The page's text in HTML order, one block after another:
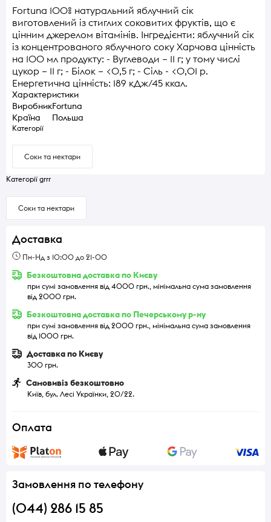
Fortuna 100% натуральний яблучний сік
виготовлений із стиглих соковитих фруктів, що є
цінним джерелом вітамінів. Інгредієнти: яблучний сік
із концентрованого яблучного соку Харчова цінність
на 100 мл продукту: - Вуглеводи – 11 г; у тому числі
цукор – 11 г; - Білок – <0,5 г; - Сіль - <0,01 р.
Енергетична цінність: 189 кДж/45 ккал.
Характеристики
ВиробникFortuna
Країна
Польша
Категорії
Соки та нектари
Категорії grrr
Соки та нектари
Доставка
Пн-Нд з 10:00 до 21-00
Безкоштовна доставка по Києву
при сумі замовлення від 4000 грн., мінімальна сума замовлення
від 2000 грн.
Безкоштовна доставка по Печерському р-ну
при сумі замовлення від 2000 грн., мінімальна сума замовлення
від 1000 грн.
Доставка по Києву
300 грн.
Самовивіз безкоштовно
Київ, бул. Лесі Українки, 20/22.
Оплата
Замовлення по телефону
(044) 286 15 85